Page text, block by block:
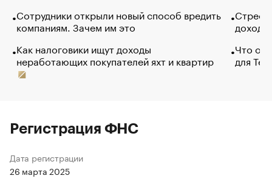
Сотрудники открыли новый способ вредить
компаниям. Зачем им это
Как налоговики ищут доходы
неработающих покупателей яхт и квартир
Что
для
Регистрация ФНС
Дата регистрации
26 марта 2025